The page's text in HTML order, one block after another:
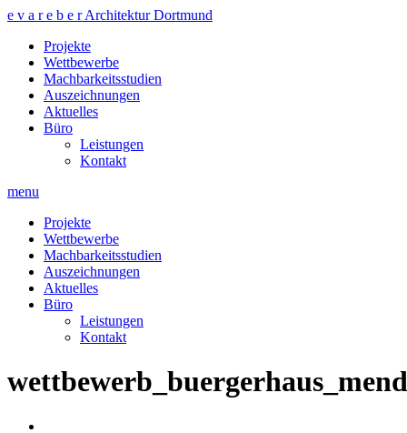
e v a r e b e r Architektur Dortmund
Projekte
Wettbewerbe
Machbarkeitsstudien
Auszeichnungen
Aktuelles
Büro
Leistungen
Kontakt
menu
Projekte
Wettbewerbe
Machbarkeitsstudien
Auszeichnungen
Aktuelles
Büro
Leistungen
Kontakt